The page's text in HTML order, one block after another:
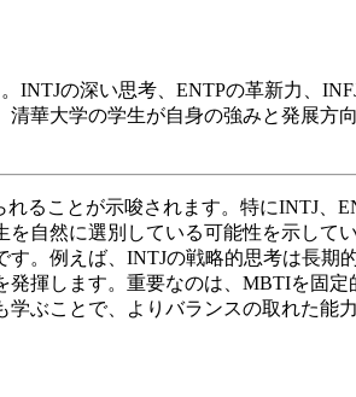
の深い思考、ENTPの革新力、
華大学の学生が自身の強みと発展方
ることが示唆されます。特にINTJ、
自然に選別している可能性を示して
。例えば、INTJの戦略的思考は長期
揮します。重要なのは、MBTIを固
ぶことで、よりバランスの取れた能